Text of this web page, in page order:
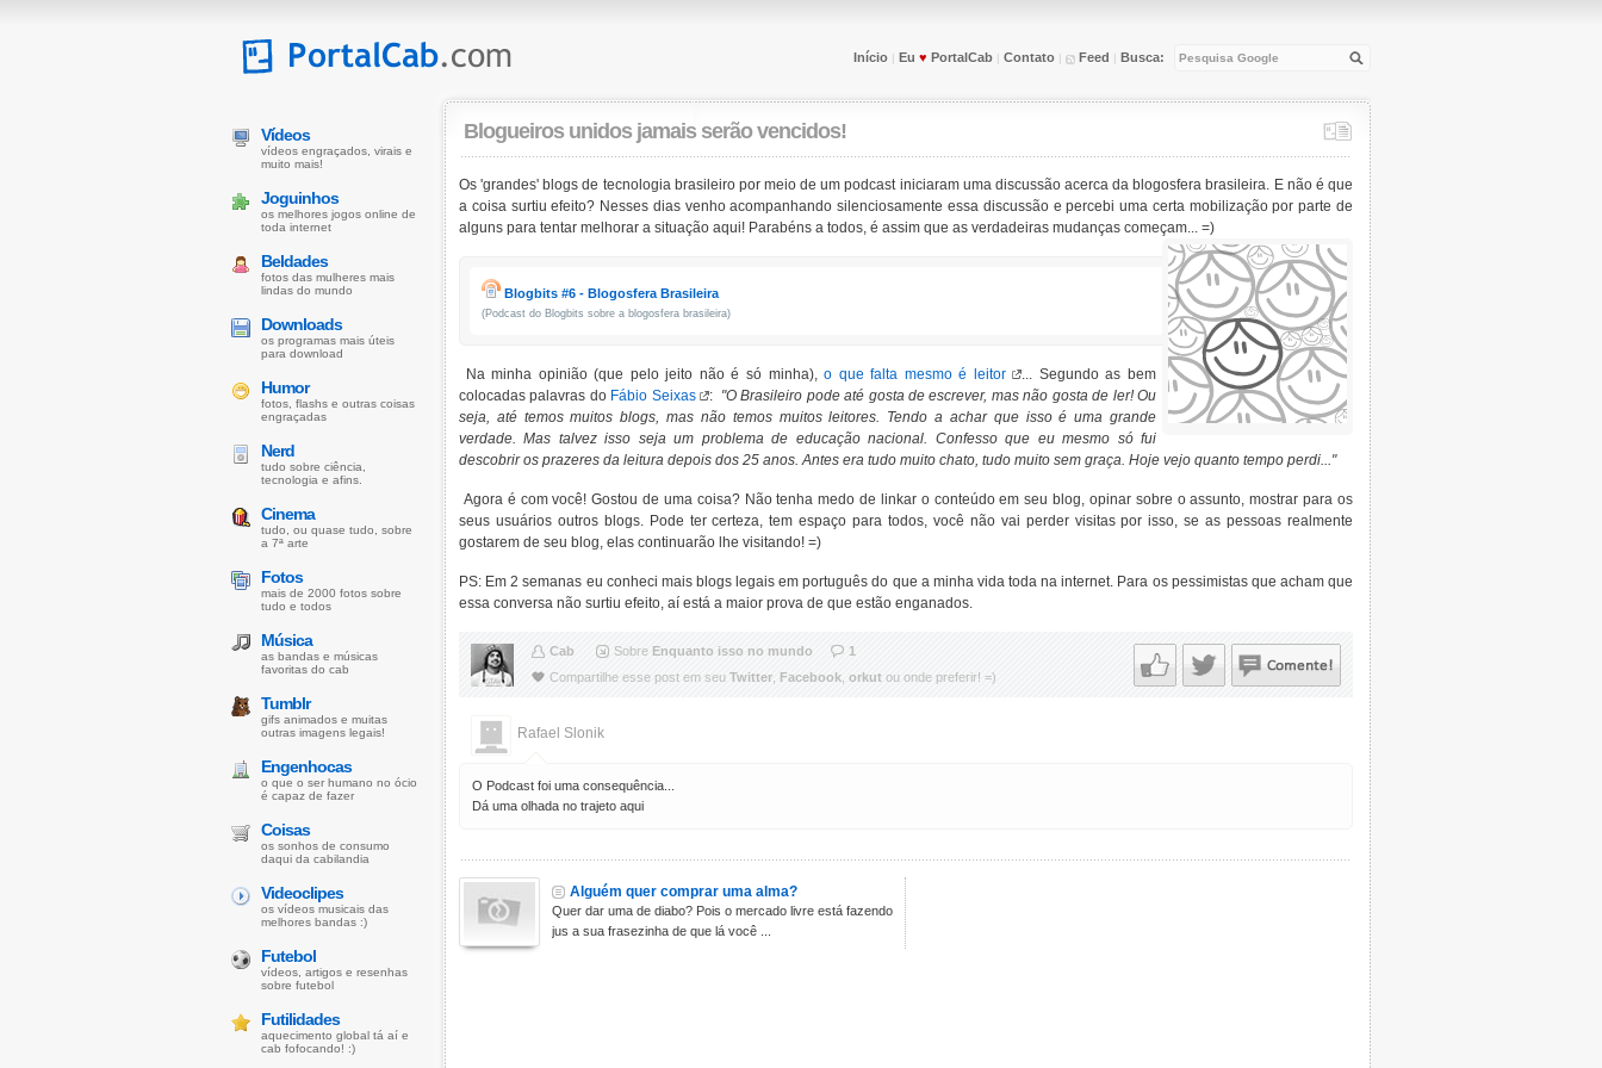
Início | Eu ♥ PortalCab | Contato | Feed | Busca:
Blogueiros unidos jamais serão vencidos!
Os 'grandes' blogs de tecnologia brasileiro por meio de um podcast iniciaram uma discussão acerca da blogosfera brasileira. E não é que
a coisa surtiu efeito? Nesses dias venho acompanhando silenciosamente essa discussão e percebi uma certa mobilização por parte de
alguns para tentar melhorar a situação aqui! Parabéns a todos, é assim que as verdadeiras mudanças começam... =)
Blogbits #6 - Blogosfera Brasileira
(Podcast do Blogbits sobre a blogosfera brasileira)
Na minha opinião (que pelo jeito não é só minha),o que falta mesmo é leitor
... Segundo as bem
colocadas palavras do Fábio Seixas : "O Brasileiro pode até gosta de escrever, mas não gosta de ler! Ou
seja, até temos muitos blogs, mas não temos muitos leitores. Tendo a achar que isso é uma grande
verdade. Mas talvez isso seja um problema de educação nacional. Confesso que eu mesmo só fui
descobrir os prazeres da leitura depois dos 25 anos. Antes era tudo muito chato, tudo muito sem graça. Hoje vejo quanto tempo perdi..."
Agora é com você! Gostou de uma coisa? Não tenha medo de linkar o conteúdo em seu blog, opinar sobre o assunto, mostrar para os
seus usuários outros blogs. Pode ter certeza, tem espaço para todos, você não vai perder visitas por isso, se as pessoas realmente
gostarem de seu blog, elas continuarão lhe visitando! =)
PS: Em 2 semanas eu conheci mais blogs legais em português do que a minha vida toda na internet. Para os pessimistas que acham que
essa conversa não surtiu efeito, aí está a maior prova de que estão enganados.
Cab Sobre Enquanto isso no mundo
1
Compartilhe esse post em seu Twitter Facebook orkut ou onde preferir! =)
Rafael Slonik
O Podcast foi uma consequência...
Dá uma olhada no trajeto aqui
Alguém quer comprar uma alma?
Quer dar uma de diabo? Pois o mercado livre está fazendo
jus a sua frasezinha de que lá você ...
Vídeos
vídeos engraçados, virais e
muito mais!
Joguinhos
os melhores jogos online de
toda internet
Beldades
fotos das mulheres mais
lindas do mundo
Downloads
os programas mais úteis
para download
Humor
fotos, flashs e outras coisas
engraçadas
Nerd
tudo sobre ciência,
tecnologia e afins.
Cinema
tudo, ou quase tudo, sobre
a 7ª arte
Fotos
mais de 2000 fotos sobre
tudo e todos
Música
as bandas e músicas
favoritas do cab
Tumblr
gifs animados e muitas
outras imagens legais!
Engenhocas
o que o ser humano no ócio
é capaz de fazer
Coisas
os sonhos de consumo
daqui da cabilandia
Videoclipes
os vídeos musicais das
melhores bandas :)
Futebol
vídeos, artigos e resenhas
sobre futebol
Futilidades
aquecimento global tá aí e
cab fofocando! :)